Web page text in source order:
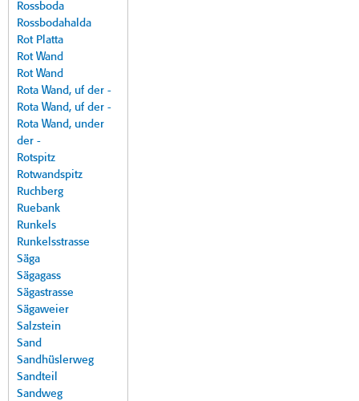
Rossboda
Rossbodahalda
Rot Platta
Rot Wand
Rot Wand
Rota Wand, uf der -
Rota Wand, uf der -
Rota Wand, under
der -
Rotspitz
Rotwandspitz
Ruchberg
Ruebank
Runkels
Runkelsstrasse
Säga
Sägagass
Sägastrasse
Sägaweier
Salzstein
Sand
Sandhüslerweg
Sandteil
Sandweg